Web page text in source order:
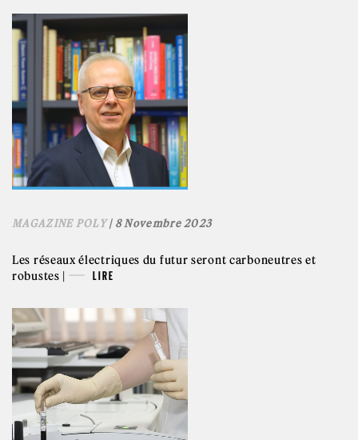
MAGAZINE POLY| 8 Novembre 2023
Les réseaux électriques du futur seront carboneutres et
robustes |
LIRE